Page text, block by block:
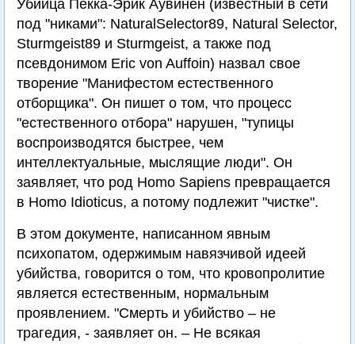
Убийца Пекка-Эрик Аувинен (известный в сети
под "никами": NaturalSelector89, Natural Selector,
Sturmgeist89 и Sturmgeist, а также под
псевдонимом Eric von Auffoin) назвал свое
творение "Манифестом естественного
отборщика". Он пишет о том, что процесс
"естественного отбора" нарушен, "тупицы
воспроизводятся быстрее, чем
интеллектуальные, мыслящие люди". Он
заявляет, что род Homo Sapiens превращается
в Homo Idioticus, а потому подлежит "чистке".
В этом документе, написанном явным
психопатом, одержимым навязчивой идеей
убийства, говорится о том, что кровопролитие
является естественным, нормальным
проявлением. "Смерть и убийство – не
трагедия, - заявляет он. – Не всякая